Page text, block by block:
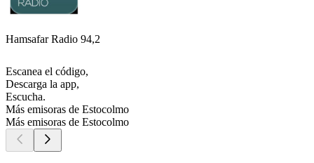
Hamsafar Radio 94,2
Escanea el código,
Descarga la app,
Escucha.
Más emisoras de Estocolmo
Más emisoras de Estocolmo